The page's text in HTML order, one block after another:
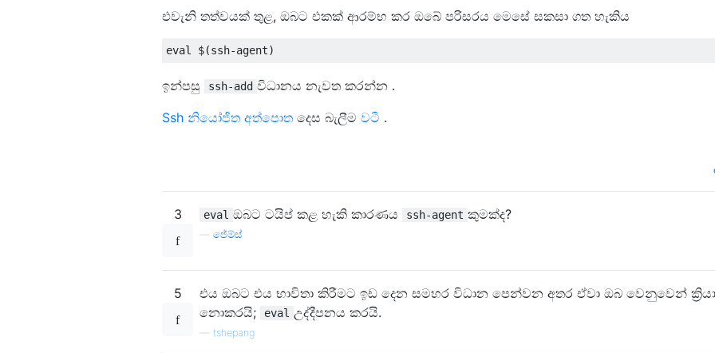
එවැනි තත්වයක් තුළ, ඔබට එකක් ආරම්භ කර ඔබේ පරිසරය මෙසේ සකසා ගත හැකිය
ඉන්පසු ssh-add විධානය නැවත කරන්න .
Ssh නියෝජිත අත්පොත දෙස බැලීම වටී .
3 eval ඔබට ටයිප් කළ හැකි කාරණය ssh-agent කුමක්ද?
ජේම්ස්
5
එය ඔබට එය භාවිතා කිරීමට ඉඩ දෙන සමහර විධාන පෙන්වන අතර ඒවා ඔබ වෙනුවෙන්
නොකරයි;
eval උද්දීපනය කරයි.
tshepang